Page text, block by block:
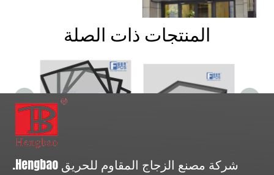
استكشاف عالم الزجاج
المقاوم للحريق
المنتجات ذات الصلة
شركة مصنع الزجاج المقاوم للحريق Hengbao.